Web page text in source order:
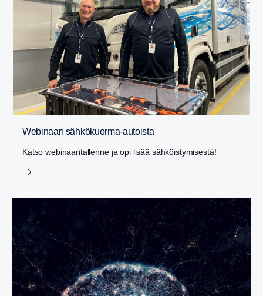
Webinaari sähkökuorma-autoista
Katso webinaaritallenne ja opi lisää sähköistymisestä!